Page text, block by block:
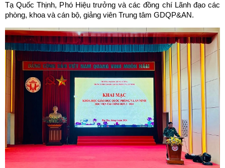
Tạ Quốc Thịnh, Phó Hiệu trưởng và các đồng chí Lãnh đạo các
phòng, khoa và cán bộ, giảng viên Trung tâm GDQP&AN.